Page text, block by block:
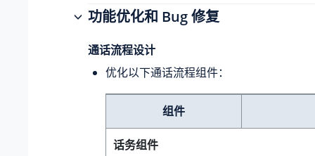
功能优化和 Bug 修复
通话流程设计
优化以下通话流程组件：
组件
话务组件